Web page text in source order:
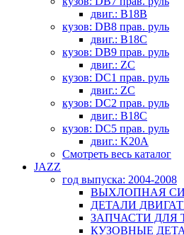
двиг.: B18B
кузов: DB8 прав. руль
двиг.: B18C
кузов: DB9 прав. руль
двиг.: ZC
кузов: DC1 прав. руль
двиг.: ZC
кузов: DC2 прав. руль
двиг.: B18C
кузов: DC5 прав. руль
двиг.: K20A
Смотреть весь каталог
JAZZ
год выпуска: 2004-2008
ВЫХЛОПНАЯ
ДЕТАЛИ
ЗАПЧАСТИ ДЛЯ
КУЗОВНЫЕ